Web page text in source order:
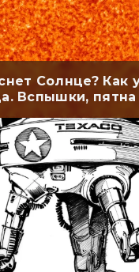
Солнце? Как
Вспышки, пятна